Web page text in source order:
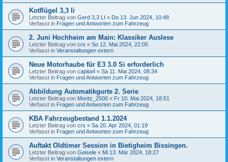
Kotflügel 3,3 li
Letzter Beitrag von Gerd 3,3 LI « Do 13. Jun 2024, 10:48
Verfasst in Fragen und Antworten zum Fahrzeug
2. Juni Hochheim am Main: Klassiker Auslese
Letzter Beitrag von crs « So 12. Mai 2024, 22:05
Verfasst in Veranstaltungen extern
Neue Motorhaube für E3 3.0 Si erforderlich
Letzter Beitrag von capita4 « Sa 11. Mai 2024, 08:34
Verfasst in Fragen und Antworten zum Fahrzeug
Abbildung Automatikgurte 2. Serie
Letzter Beitrag von Moritz_2500 « Fr 10. Mai 2024, 18:51
Verfasst in Fragen und Antworten zum Fahrzeug
KBA Fahrzeugbestand 1.1.2024
Letzter Beitrag von crs « Sa 20. Apr 2024, 01:19
Verfasst in Fragen und Antworten zum Fahrzeug
Auftakt Oldtimer Session in Bietigheim Bissingen.
Letzter Beitrag von Geisele « Mi 13. Mär 2024, 18:27
Verfasst in Veranstaltungen extern